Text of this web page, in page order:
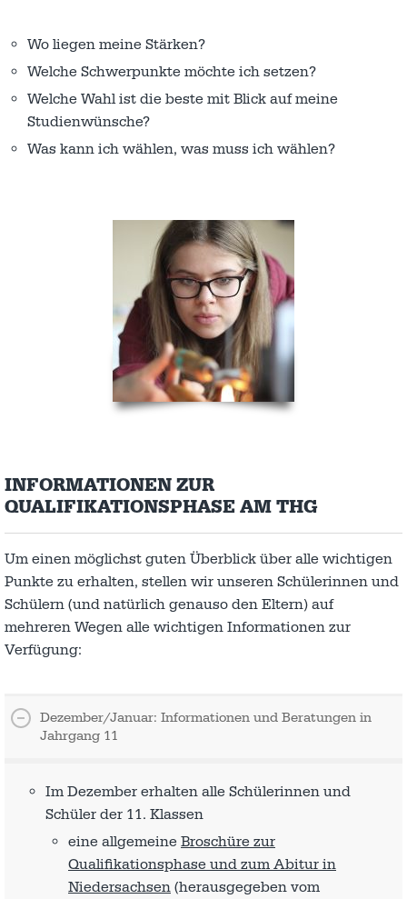
Wo liegen meine Stärken?
Welche Schwerpunkte möchte ich setzen?
Welche Wahl ist die beste mit Blick auf meine
Studienwünsche?
Was kann ich wählen, was muss ich wählen?
INFORMATIONEN ZUR
QUALIFIKATIONSPHASE AM THG
Um einen möglichst guten Überblick über alle wichtigen
Punkte zu erhalten, stellen wir unseren Schülerinnen und
Schülern (und natürlich genauso den Eltern) auf
mehreren Wegen alle wichtigen Informationen zur
Verfügung:
Dezember/Januar: Informationen und Beratungen in
Jahrgang 11
Im Dezember erhalten alle Schülerinnen und
Schüler der 11. Klassen
eine allgemeine Broschüre zur
Qualifikationsphase und zum Abitur in
Niedersachsen (herausgegeben vom